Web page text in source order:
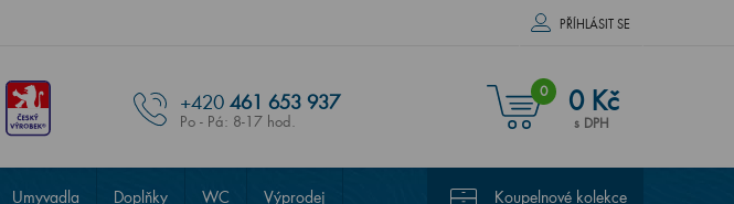
PŘÍHLÁSIT SE
+420 461 653 937
Po - Pá: 8-17 hod.
0 0 Kč
s DPH
Umyvadla Doplňky WC Výprodej Koupelnové kolekce